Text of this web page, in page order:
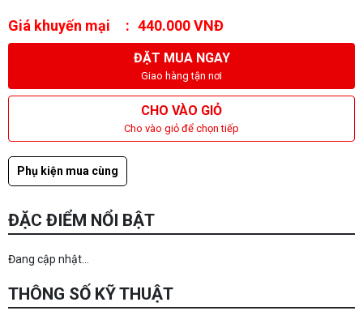
Giá khuyến mại 440.000 VNĐ
ĐẶT MUA NGAY
Giao hàng tận nơi
CHO VÀO GIỎ
Cho vào giỏ để chọn tiếp
Phụ kiện mua cùng
ĐẶC ĐIỂM NỔI BẬT
Đang cập nhật...
THÔNG SỐ KỸ THUẬT